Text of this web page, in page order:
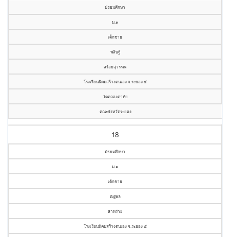
มัธยมศึกษา
ม.๑
เด็กชาย
พสิษฐ์
สร้อยสุวรรณ
โรงเรียนนิคมสร้างตนเอง จ.ระยอง ๕
วัดคลองตาทัย
คณะจังหวัดระยอง
18
มัธยมศึกษา
ม.๑
เด็กชาย
ณฐพล
สาหร่าย
โรงเรียนนิคมสร้างตนเอง จ.ระยอง ๕